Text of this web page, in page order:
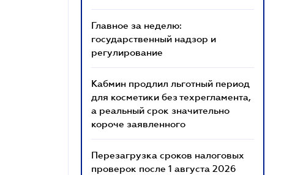
Главное за неделю:
государственный надзор и
регулирование
Кабмин продлил льготный период
для косметики без техрегламента,
а реальный срок значительно
короче заявленного
Перезагрузка сроков налоговых
проверок после 1 августа 2026